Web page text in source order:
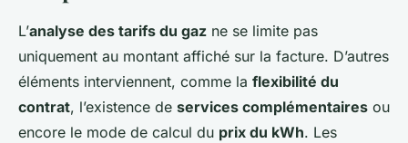
L’analyse des tarifs du gaz ne se limite pas
uniquement au montant affiché sur la facture. D’autres
éléments interviennent, comme la flexibilité du
contrat, l’existence de services complémentaires ou
encore le mode de calcul du prix du kWh. Les